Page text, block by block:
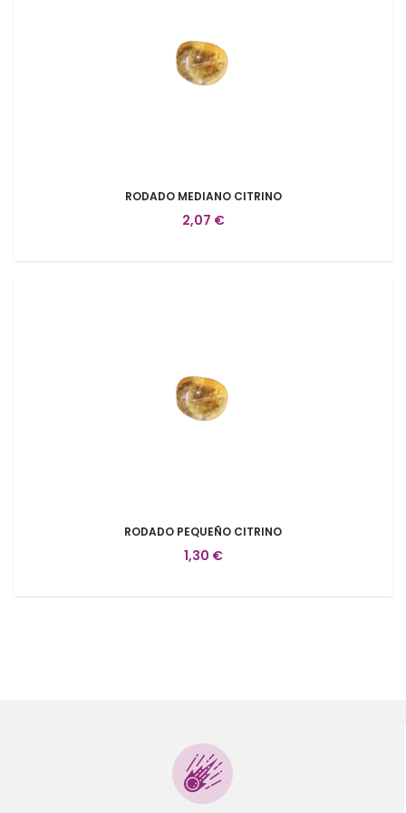
RODADO MEDIANO CITRINO
2,07 €
RODADO PEQUEÑO CITRINO
1,30 €